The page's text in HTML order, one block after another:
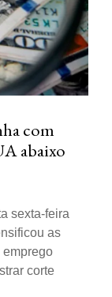
com
abaixo
sexta-feira
as
emprego
corte